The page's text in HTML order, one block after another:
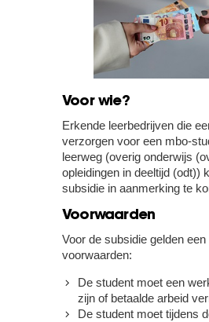
Voor wie?
Erkende leerbedrijven die
verzorgen voor een mbo-
leerweg (overig onderwijs
opleidingen in deeltijd (odt))
subsidie in aanmerking te
Voorwaarden
Voor de subsidie gelden een
voorwaarden:
De student moet een
zijn of betaalde arbeid
De student moet tijdens